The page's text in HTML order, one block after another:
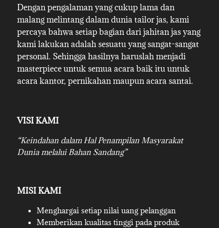
Dengan pengalaman yang cukup lama dan
malang melintang dalam dunia tailor jas, kami
percaya bahwa setiap bagian dari jahitan jas yang
kami lakukan adalah sesuatu yang sangat-sangat
personal. Sehingga hasilnya haruslah menjadi
masterpiece untuk semua acara baik itu untuk
acara kantor, pernikahan maupun acara santai.
VISI KAMI
“Keindahan dalam Hal Penampilan Masyarakat
Dunia melalui Bahan Sandang”
MISI KAMI
Menghargai setiap nilai uang pelanggan
Memberikan kualitas tinggi pada produk